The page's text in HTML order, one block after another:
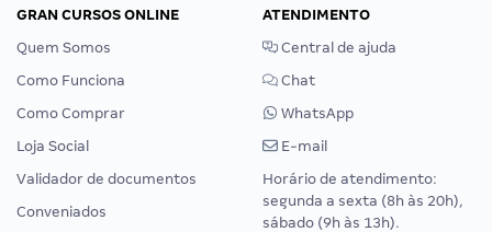
GRAN CURSOS ONLINE
Quem Somos
Como Funciona
Como Comprar
Loja Social
Validador de documentos
Conveniados
ATENDIMENTO
Central de ajuda
Chat
WhatsApp
E-mail
Horário de atendimento:
segunda a sexta (8h às 20h),
sábado (9h às 13h).